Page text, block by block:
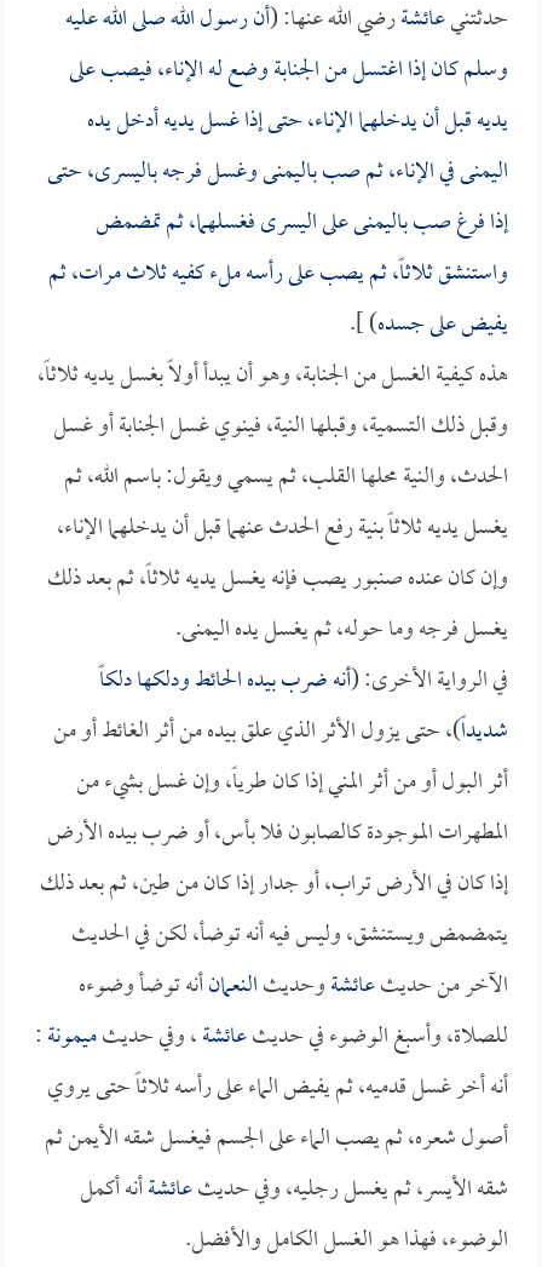
حدثتنيعائشةرضي الله عنها: (أن رسول الله صلى الله عليه
وسلم كان إذا اغتسل من الجنابة وضع له الإناء، فيصب على
يديه قبل أن يدخلهما الإناء، حتى إذا غسل يديه أدخل يده
اليمنى في الإناء، ثم صب باليمنى وغسل فرجه باليسرى، حتى
إذا فرغ صب باليمنى على اليسرى فغسلهما، ثم تمضمض
واستنشق ثلاثاً، ثم يصب على رأسه ملء كفيه ثلاث مرات، ثم
يفيض على جسده) ].
هذه كيفية الغسل من الجنابة، وهو أن يبدأ أولاً بغسل يديه ثلاثاً،
وقبل ذلك التسمية، وقبلها النية، فينوي غسل الجنابة أو غسل
الحدث، والنية محلها القلب، ثم يسمي ويقول: باسم الله، ثم
يغسل يديه ثلاثاً بنية رفع الحدث عنهما قبل أن يدخلهما الإناء،
وإن كان عنده صنبور يصب فإنه يغسل يديه ثلاثاً، ثم بعد ذلك
يغسل فرجه وما حوله، ثم يغسل يده اليمنى.
في الرواية الأخرى: (أنه ضرب بيده الحائط ودلكها دلكاً
شديداً)، حتى يزول الأثر الذي علق بيده من أثر الغائط أو من
أثر البول أو من أثر المني إذا كان طرياً، وإن غسل بشيء من
المطهرات الموجودة كالصابون فلا بأس، أو ضرب بيده الأرض
إذا كان في الأرض تراب، أو جدار إذا كان من طين، ثم بعد ذلك
يتمضمض ويستنشق، وليس فيه أنه توضأ، لكن في الحديث
الآخر من حديثعائشةوحديثالنعمانأنه توضأ وضوءه
للصلاة، وأسبغ الوضوء في حديثعائشة، وفي حديثميمونة:
أنه أخر غسل قدميه، ثم يفيض الماء على رأسه ثلاثاً حتى يروي
أصول شعره، ثم يصب الماء على الجسم فيغسل شقه الأيمن ثم
شقه الأيسر، ثم يغسل رجليه، وفي حديثعائشةأنه أكمل
الوضوء، فهذا هو الغسل الكامل والأفضل.